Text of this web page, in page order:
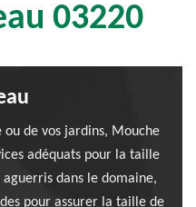
03220
de vos jardins, Mouche
adéquats pour la taille
dans le domaine,
pour assurer la taille de